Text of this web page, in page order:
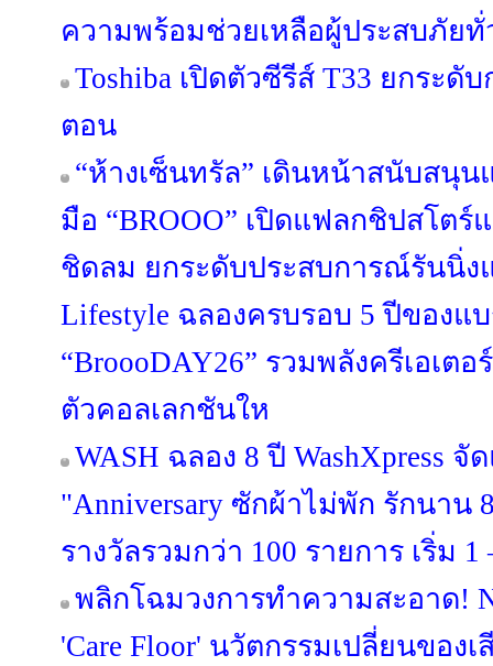
ความพร้อมช่วยเหลือผู้ประสบภัยทั่
Toshiba เปิดตัวซีรีส์ T33 ยกระดั
ตอน
“ห้างเซ็นทรัล” เดินหน้าสนับสนุ
มือ “BROOO” เปิดแฟลกชิปสโต
ชิดลม ยกระดับประสบการณ์รันนิ่ง
Lifestyle ฉลองครบรอบ 5 ปีของแ
“BroooDAY26” รวมพลังครีเอเต
ตัวคอลเลกชันให
WASH ฉลอง 8 ปี WashXpress
"Anniversary ซักผ้าไม่พัก รักนา
รางวัลรวมกว่า 100 รายการ เริ่ม 1
พลิกโฉมวงการทำความสะอาด!
'Care Floor' นวัตกรรมเปลี่ยนของ